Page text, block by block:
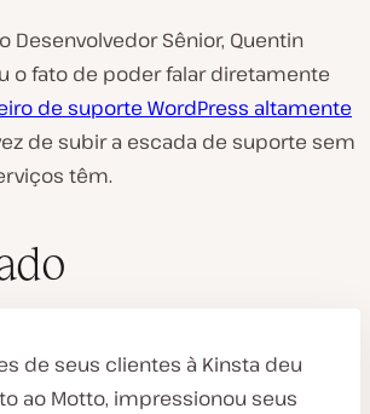
Desenvolvedor Sênior, Quentin
o fato de poder falar diretamente
de suporte WordPress altamente
de subir a escada de suporte sem
têm.
de seus clientes à Kinsta deu
ao Motto, impressionou seus